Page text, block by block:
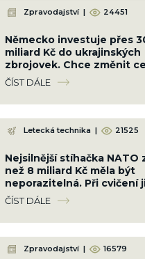
Zpravodajství | 24451
Německo investuje přes
miliard Kč do ukrajinských
zbrojovek. Chce změnit
válku a srazit Rusko na
ČÍST DÁLE
Letecká technika | 21525
Nejsilnější stíhačka NATO
než 8 miliard Kč měla být
neporazitelná. Při cvičení
sestřelil obyčejný malý
ČÍST DÁLE
Zpravodajství | 16579